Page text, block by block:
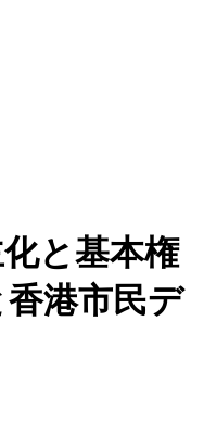
と基本権
港市民デ